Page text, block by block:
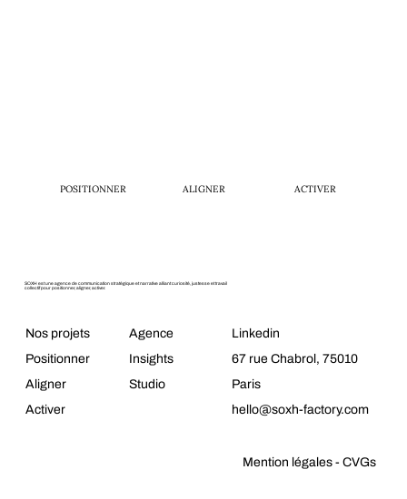
POSITIONNER ALIGNER ACTIVER
SOXH est une agence de communication stratégique et narrative alliant curiosité, justesse et travail
collectif pour positionner, aligner, activer.
Nos projets
Positionner
Aligner
Activer
Agence
Insights
Studio
Linkedin
67 rue Chabrol, 75010
Paris
hello@soxh-factory.com
Mention légales - CVGs